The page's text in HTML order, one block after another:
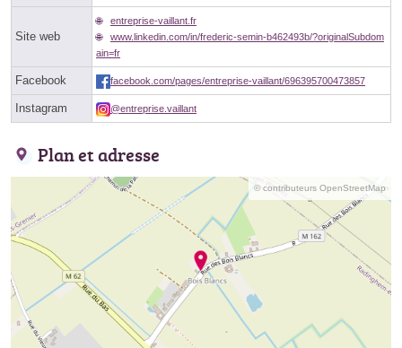
Site web
entreprise-vaillant.fr
www.linkedin.com/in/frederic-semin-b462493b/?originalSubdom
ain=fr
Facebook facebook.com/pages/entreprise-vaillant/696395700473857
Instagram @entreprise.vaillant
Plan et adresse
© contributeurs OpenStreetMap